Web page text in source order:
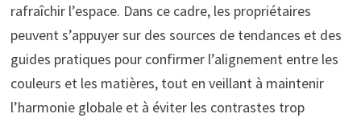
rafraîchir l’espace. Dans ce cadre, les propriétaires
peuvent s’appuyer sur des sources de tendances et des
guides pratiques pour confirmer l’alignement entre les
couleurs et les matières, tout en veillant à maintenir
l’harmonie globale et à éviter les contrastes trop